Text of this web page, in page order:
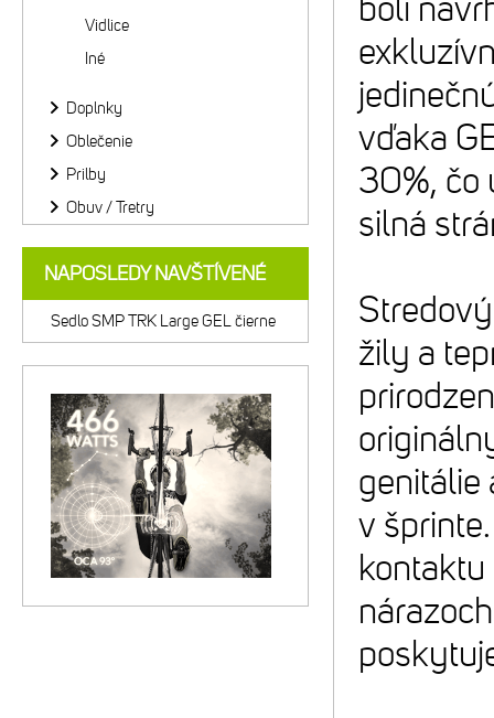
boli
vďaka
30%, čo
silná
žily a
genitálie
v
Vidlice
Iné
Doplnky
Oblečenie
Prilby
Obuv / Tretry
NAPOSLEDY NAVŠTÍVENÉ
Sedlo SMP TRK Large GEL čierne